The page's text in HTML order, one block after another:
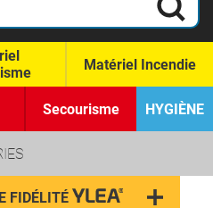
Matériel Incendie
Secourisme HYGIÈNE
FIDÉLITÉ